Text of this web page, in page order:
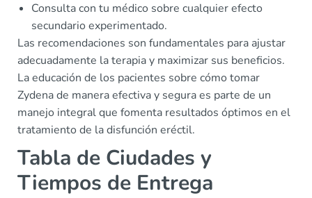
Consulta con tu médico sobre cualquier efecto
secundario experimentado.
Las recomendaciones son fundamentales para ajustar
adecuadamente la terapia y maximizar sus beneficios.
La educación de los pacientes sobre cómo tomar
Zydena de manera efectiva y segura es parte de un
manejo integral que fomenta resultados óptimos en el
tratamiento de la disfunción eréctil.
Tabla de Ciudades y
Tiempos de Entrega